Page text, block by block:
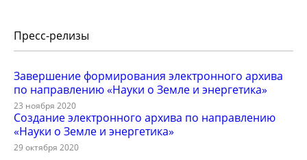
Пресс-релизы
Завершение формирования электронного архива
по направлению «Науки о Земле и энергетика»
23 ноября 2020
Создание электронного архива по направлению
«Науки о Земле и энергетика»
29 октября 2020